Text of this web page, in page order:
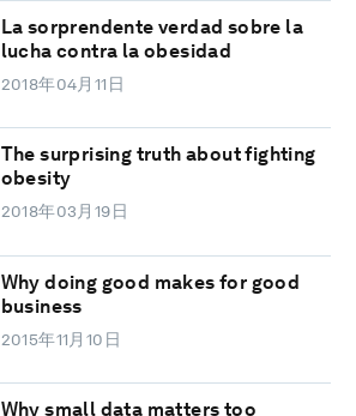
La sorprendente verdad sobre la
lucha contra la obesidad
2018年04月11日
The surprising truth about fighting
obesity
2018年03月19日
Why doing good makes for good
business
2015年11月10日
Why small data matters too